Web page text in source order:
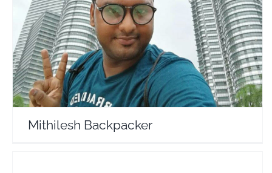
Travel Vloggers
Mithilesh Backpacker